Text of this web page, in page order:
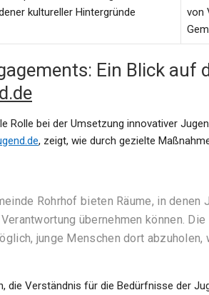
kultureller Hintergründe
von
Ein Blick auf
Rolle bei der Umsetzung innovativer
, zeigt, wie durch gezielte
Rohrhof bieten Räume, in
übernehmen können.
junge Menschen dort
die Verständnis für die Bedürfnisse der